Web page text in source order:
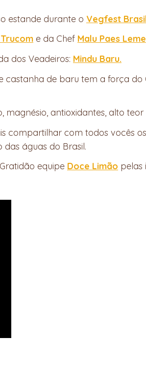
estande durante o Vegfest
e da Chef Malu Paes Leme
dos Veadeiros: Mindu Baru.
castanha de baru tem a força
magnésio, antioxidantes, alto
compartilhar com todos vocês
das águas do Brasil.
equipe Doce Limão pelas